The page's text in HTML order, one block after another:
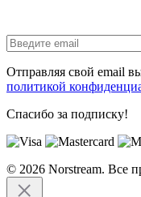
Отправляя свой email
политикой
Спасибо за подписку!
© 2026 Norstream. Все